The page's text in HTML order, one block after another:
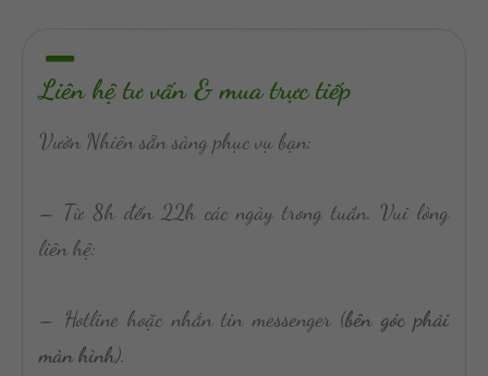
Liên hệ tư vấn & mua trực tiếp
Vườn Nhiên sẵn sàng phục vụ bạn:
– Từ 8h đến 22h các ngày trong tuần. Vui lòng
liên hệ:
– Hotline hoặc nhắn tin messenger (bên góc phải
màn hình).